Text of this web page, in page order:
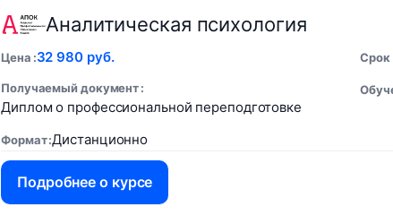
Аналитическая психология
Цена 32 980 руб. Срок
Получаемый документ
Диплом о профессиональной переподготовке
Формат Дистанционно
Подробнее о курсе